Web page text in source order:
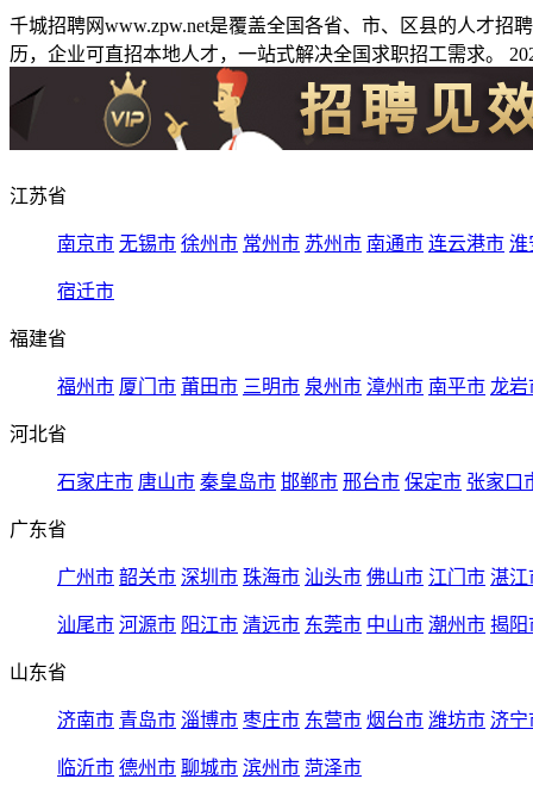
千城招聘网www.zpw.net是覆盖全国各省、市、区县的人才
历，企业可直招本地人才，一站式解决全国求职招工需求。
江苏省
南京市 无锡市 徐州市 常州市 苏州市 南通市 连云港市 淮
宿迁市
福建省
福州市 厦门市 莆田市 三明市 泉州市 漳州市 南平市 龙岩
河北省
石家庄市 唐山市 秦皇岛市 邯郸市 邢台市 保定市 张家口
广东省
广州市 韶关市 深圳市 珠海市 汕头市 佛山市 江门市 湛江
汕尾市 河源市 阳江市 清远市 东莞市 中山市 潮州市 揭阳
山东省
济南市 青岛市 淄博市 枣庄市 东营市 烟台市 潍坊市 济宁
临沂市 德州市 聊城市 滨州市 菏泽市